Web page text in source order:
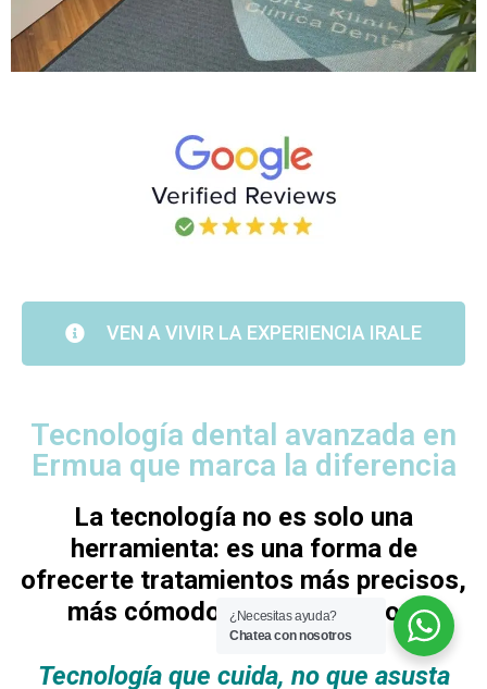
VEN A VIVIR LA EXPERIENCIA IRALE
Tecnología dental avanzada en
Ermua que marca la diferencia
La tecnología no es solo una
herramienta: es una forma de
ofrecerte tratamientos más precisos,
más cómodos y más seguros.
Tecnología que cuida, no que asusta
¿Necesitas ayuda?
Chatea con nosotros